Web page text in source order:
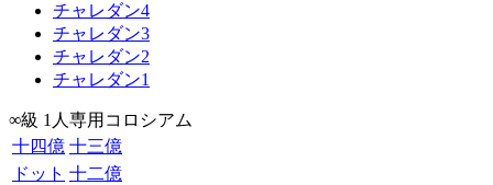
チャレダン4
チャレダン3
チャレダン2
チャレダン1
∞級 1人専用コロシアム
十四億 十三億
ドット 十二億